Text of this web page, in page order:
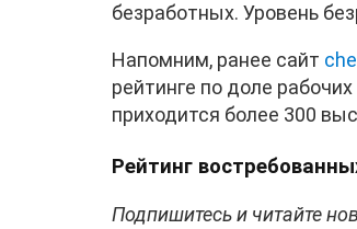
безработных. Уровень
Напомним, ранее сайт
рейтинге по доле
приходится более 300
Рейтинг
Подпишитесь и читайте